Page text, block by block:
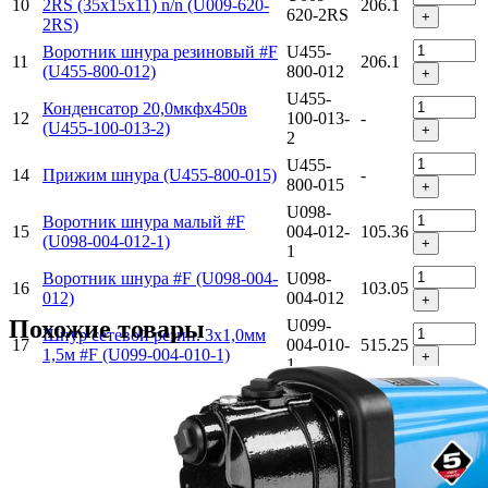
10
2RS (35x15x11) n/n (U009-620-
2RS)
620-2RS
206.1
+
11
Воротник шнура резиновый #F
(U455-800-012)
U455-
800-012
206.1
+
12
Конденсатор 20,0мкфх450в
(U455-100-013-2)
U455-
100-013-
2
-
+
14 Прижим шнура (U455-800-015)
U455-
800-015
-
+
15
Воротник шнура малый #F
(U098-004-012-1)
U098-
004-012-
1
105.36
+
16
Воротник шнура #F (U098-004-
012)
U098-
004-012
103.05
+
17
Шнур сетевой резин. 3х1,0мм
1,5м #F (U099-004-010-1)
U099-
004-010-
1
515.25
+
прозрачная (U457-800-018)
U457-
800-018
103.05
+
Саморез 4x18 PH2 (UM02-000-
UM02-
000-027
103.05
Похожие товары